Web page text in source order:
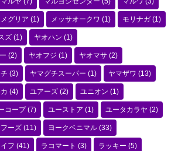
メグリア (1) メッサオークワ (1) モリナガ (1)
ズ (1) ヤオハン (1)
(2) ヤオフジ (1) ヤオマサ (2)
(3) ヤマグチスーパー (1) ヤマザワ (13)
(4) ユアーズ (2) ユニオン (1)
コープ(7) ユーストア (1) ユータカラヤ (2)
ーズ (11) ヨークベニマル (33)
フ (41) ラコマート (3) ラッキー (5)